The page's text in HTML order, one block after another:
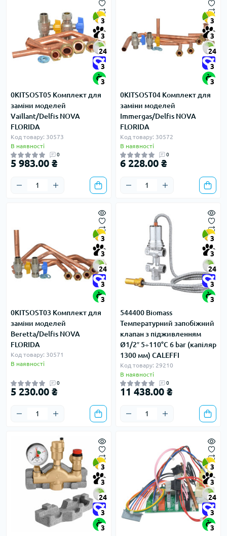
3
3
24
3
3
0KITSOST05 Комплект для
заміни моделей
Vaillant/Delfis NOVA
FLORIDA
Код товару: 30573
В наявності
0
5 983.00 ₴
3
3
24
3
3
0KITSOST04 Комплект для
заміни моделей
Immergas/Delfis NOVA
FLORIDA
Код товару: 30572
В наявності
0
6 228.00 ₴
3
3
24
3
3
0KITSOST03 Комплект для
заміни моделей
Beretta/Delfis NOVA
FLORIDA
Код товару: 30571
В наявності
0
5 230.00 ₴
3
3
24
3
3
544400 Biomass
Температурний запобіжний
клапан з підживленням
Ø1/2″ 5÷110°C 6 bar (капіляр
1300 мм) CALEFFI
Код товару: 29210
В наявності
0
11 438.00 ₴
3
3
24
3
3
3
3
24
3
3